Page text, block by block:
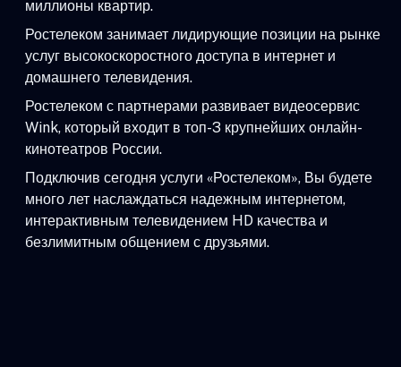
миллионы квартир.
Ростелеком занимает лидирующие позиции на рынке
услуг высокоскоростного доступа в интернет и
домашнего телевидения.
Ростелеком с партнерами развивает видеосервис
Wink, который входит в топ-3 крупнейших онлайн-
кинотеатров России.
Подключив сегодня услуги «Ростелеком», Вы будете
много лет наслаждаться надежным интернетом,
интерактивным телевидением HD качества и
безлимитным общением с друзьями.